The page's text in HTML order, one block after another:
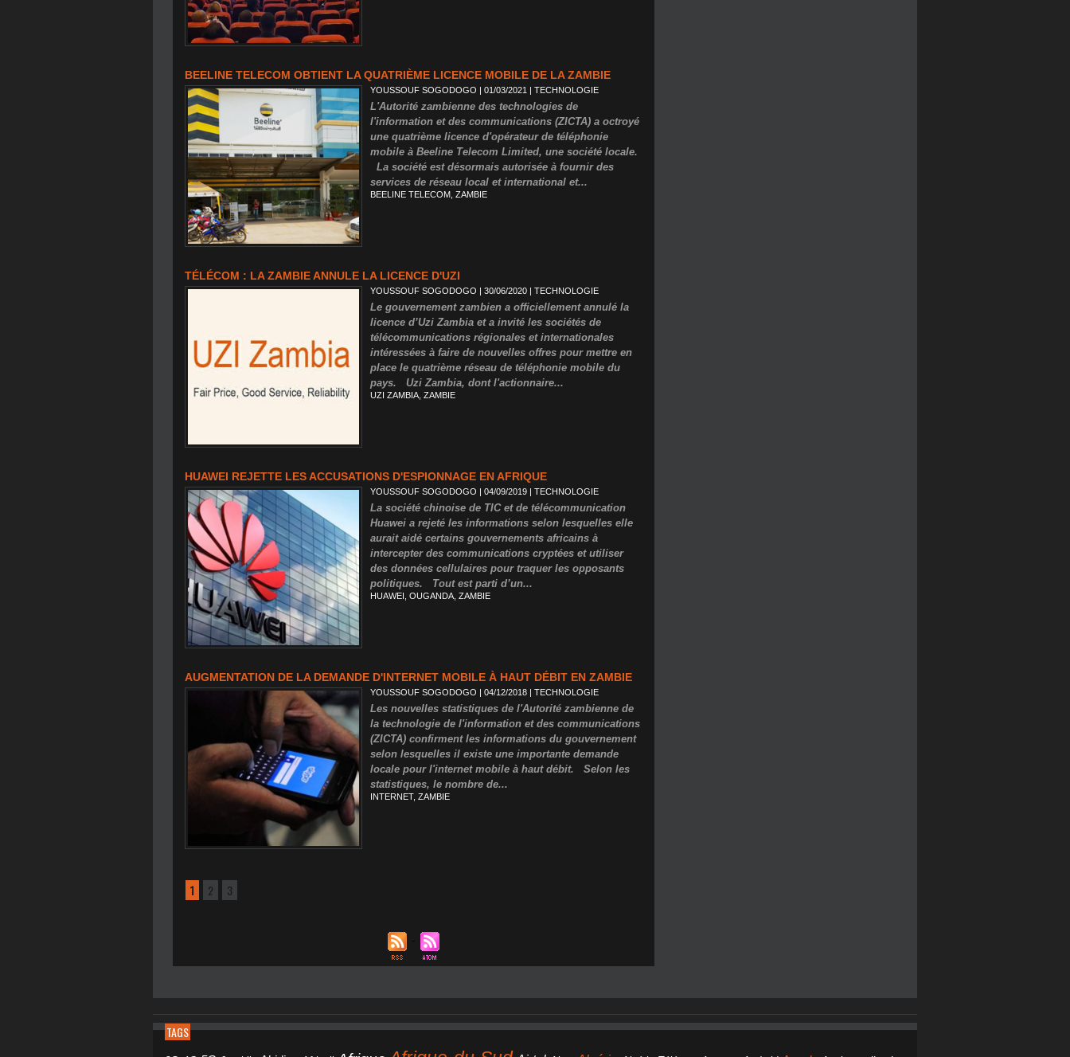
BEELINE TELECOM OBTIENT LA QUATRIÈME LICENCE MOBILE DE LA ZAMBIE
YOUSSOUF SOGODOGO | 01/03/2021 | TECHNOLOGIE
L'Autorité zambienne des technologies de
l'information et des communications (ZICTA) a octroyé
une quatrième licence d'opérateur de téléphonie
mobile à Beeline Telecom Limited, une société locale.
La société est désormais autorisée à fournir des
services de réseau local et international et...
BEELINE TELECOM ZAMBIE
TÉLÉCOM : LA ZAMBIE ANNULE LA LICENCE D'UZI
YOUSSOUF SOGODOGO | 30/06/2020 | TECHNOLOGIE
Le gouvernement zambien a officiellement annulé la
licence d’Uzi Zambia et a invité les sociétés de
télécommunications régionales et internationales
intéressées à faire de nouvelles offres pour mettre en
place le quatrième réseau de téléphonie mobile du
pays. Uzi Zambia, dont l'actionnaire...
UZI ZAMBIA ZAMBIE
HUAWEI REJETTE LES ACCUSATIONS D'ESPIONNAGE EN AFRIQUE
YOUSSOUF SOGODOGO | 04/09/2019 | TECHNOLOGIE
La société chinoise de TIC et de télécommunication
Huawei a rejeté les informations selon lesquelles elle
aurait aidé certains gouvernements africains à
intercepter des communications cryptées et utiliser
des données cellulaires pour traquer les opposants
politiques. Tout est parti d’un...
HUAWEI OUGANDA ZAMBIE
AUGMENTATION DE LA DEMANDE D'INTERNET MOBILE À HAUT DÉBIT EN ZAMBIE
YOUSSOUF SOGODOGO | 04/12/2018 | TECHNOLOGIE
Les nouvelles statistiques de l'Autorité zambienne de
la technologie de l'information et des communications
(ZICTA) confirment les informations du gouvernement
selon lesquelles il existe une importante demande
locale pour l'internet mobile à haut débit. Selon les
statistiques, le nombre de...
INTERNET, ZAMBIE
1 2 3
TAGS